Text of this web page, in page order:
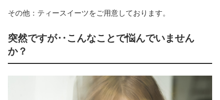
その他：ティースイーツをご用意しております。
突然ですが‥こんなことで悩んでいません
か？